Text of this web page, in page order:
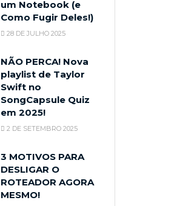
um Notebook (e
Como Fugir Deles!)
28 DE JULHO 2025
NÃO PERCA! Nova
playlist de Taylor
Swift no
SongCapsule Quiz
em 2025!
2 DE SETEMBRO 2025
3 MOTIVOS PARA
DESLIGAR O
ROTEADOR AGORA
MESMO!